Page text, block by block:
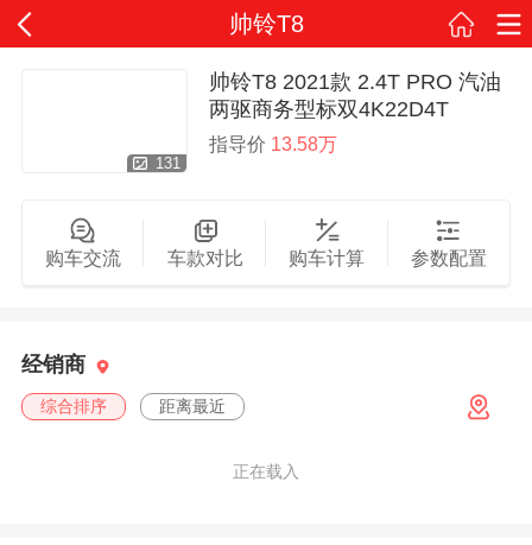
帅铃T8
131
帅铃T8 2021款 2.4T PRO 汽油
两驱商务型标双4K22D4T
指导价 13.58万
购车交流 车款对比 购车计算 参数配置
经销商
综合排序 距离最近
正在载入